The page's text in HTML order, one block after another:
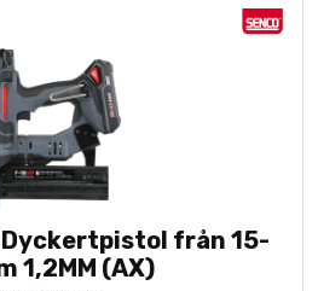
Dyckertpistol från 15-
1,2MM (AX)